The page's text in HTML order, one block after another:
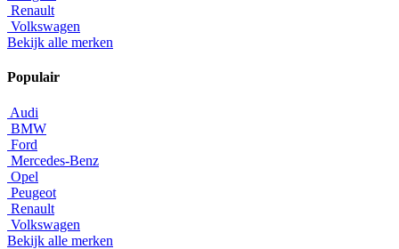
Renault
Volkswagen
Bekijk alle merken
Populair
Audi
BMW
Ford
Mercedes-Benz
Opel
Peugeot
Renault
Volkswagen
Bekijk alle merken